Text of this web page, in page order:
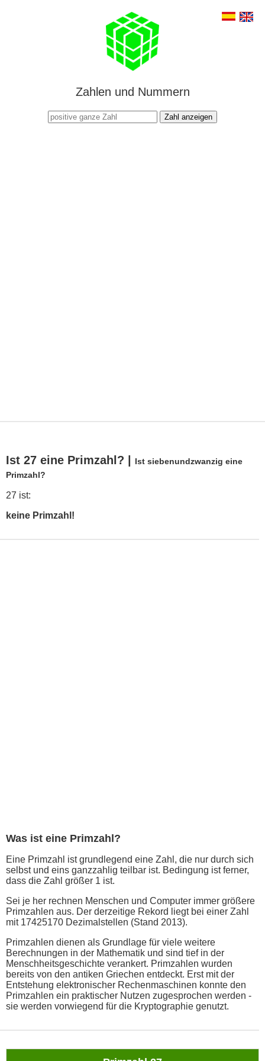
Zahlen und Nummern
Zahl anzeigen
Ist 27 eine Primzahl? |
Ist siebenundzwanzig eine
Primzahl?
27 ist:
keine Primzahl!
Was ist eine Primzahl?
Eine Primzahl ist grundlegend eine Zahl, die nur durch sich
selbst und eins ganzzahlig teilbar ist. Bedingung ist ferner,
dass die Zahl größer 1 ist.
Sei je her rechnen Menschen und Computer immer größere
Primzahlen aus. Der derzeitige Rekord liegt bei einer Zahl
mit 17425170 Dezimalstellen (Stand 2013).
Primzahlen dienen als Grundlage für viele weitere
Berechnungen in der Mathematik und sind tief in der
Menschheitsgeschichte verankert. Primzahlen wurden
bereits von den antiken Griechen entdeckt. Erst mit der
Entstehung elektronischer Rechenmaschinen konnte den
Primzahlen ein praktischer Nutzen zugesprochen werden -
sie werden vorwiegend für die Kryptographie genutzt.